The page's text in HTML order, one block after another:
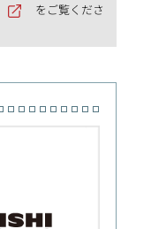
をご覧くださ